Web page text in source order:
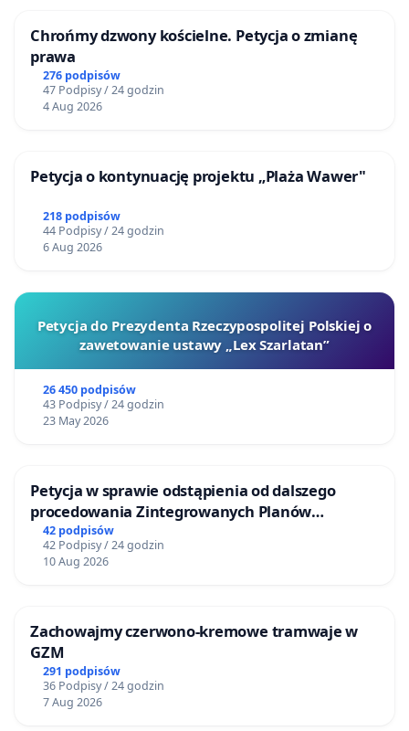
Chrońmy dzwony kościelne. Petycja o zmianę
prawa
276 podpisów
47 Podpisy / 24 godzin
4 Aug 2026
Petycja o kontynuację projektu „Plaża Wawer"
218 podpisów
44 Podpisy / 24 godzin
6 Aug 2026
Petycja do Prezydenta Rzeczypospolitej Polskiej o
zawetowanie ustawy „Lex Szarlatan”
26 450 podpisów
43 Podpisy / 24 godzin
23 May 2026
Petycja w sprawie odstąpienia od dalszego
procedowania Zintegrowanych Planów
Inwestycyjnych „Myślenice – Barnasiówka” oraz
„Myślenice – Bukówka”
42 podpisów
42 Podpisy / 24 godzin
10 Aug 2026
Zachowajmy czerwono-kremowe tramwaje w
GZM
291 podpisów
36 Podpisy / 24 godzin
7 Aug 2026